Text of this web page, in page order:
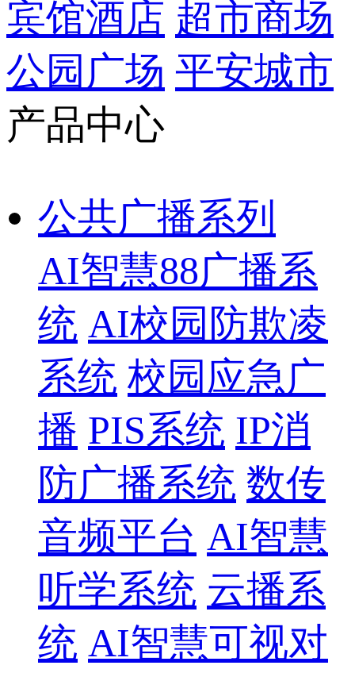
宾馆酒店 超市商场
公园广场 平安城市
产品中心
公共广播系列
AI智慧88广播系
统 AI校园防欺凌
系统 校园应急广
播 PIS系统 IP消
防广播系统 数传
音频平台 AI智慧
听学系统 云播系
统 AI智慧可视对